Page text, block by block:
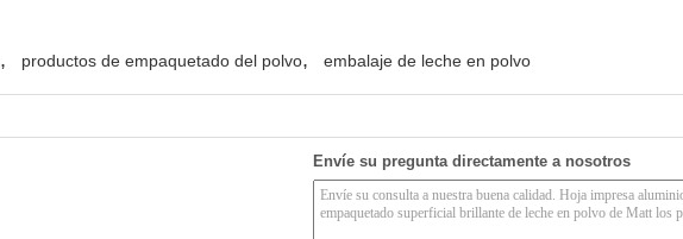
, productos de empaquetado del polvo, embalaje de leche en polvo
Envíe su pregunta directamente a nosotros